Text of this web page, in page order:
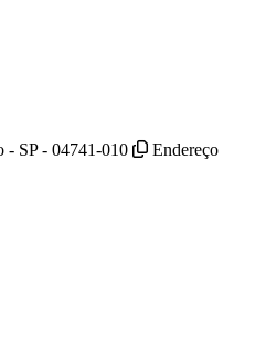
- SP - 04741-010
Endereço